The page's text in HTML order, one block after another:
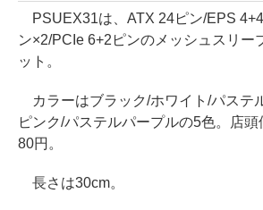
PSUEX31は、ATX 24ピン/EPS
ン×2/PCIe 6+2ピンのメッシュスリー
ット。
カラーはブラック/ホワイト/パステ
ピンク/パステルパープルの5色。店
80円。
長さは30cm。